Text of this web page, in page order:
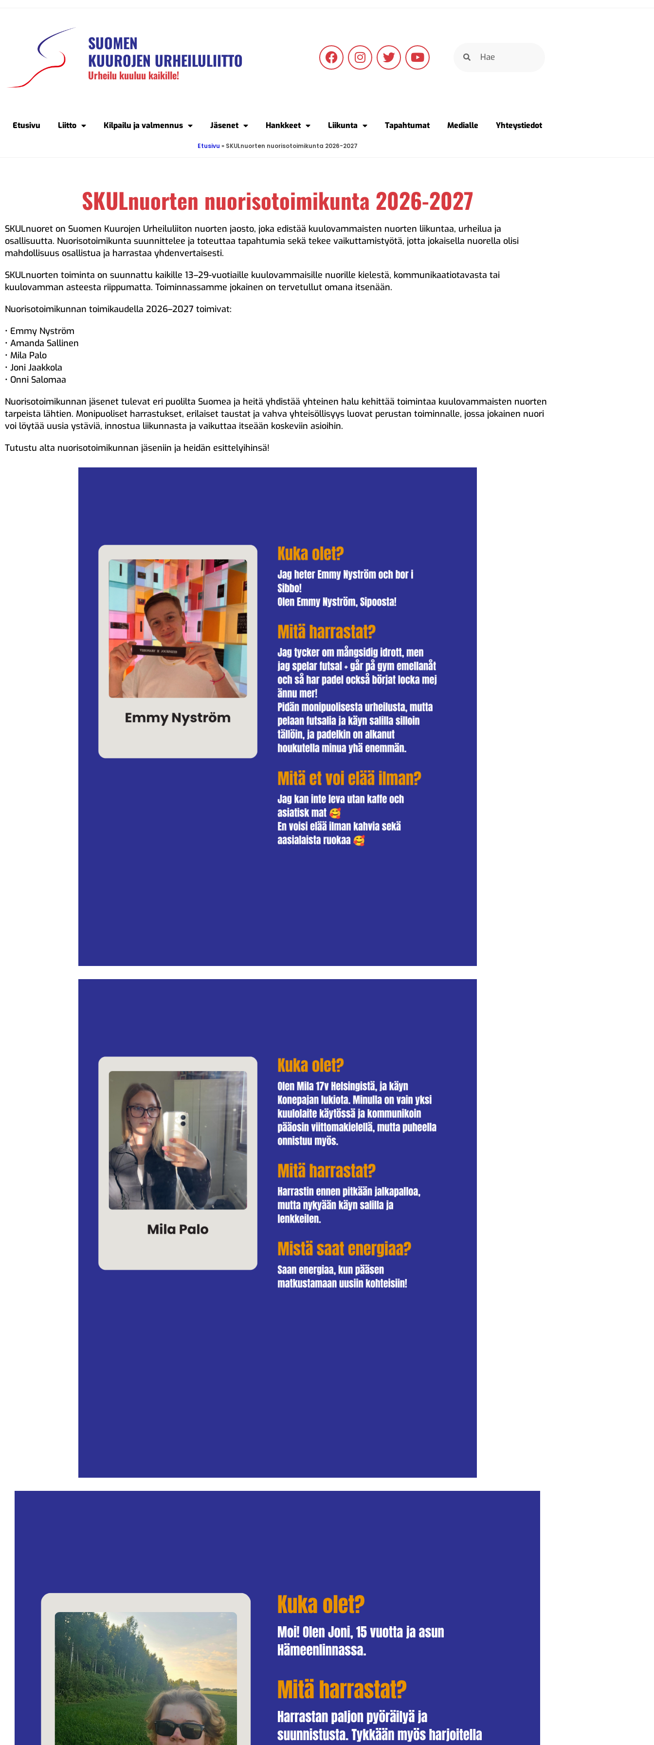
SUOMEN
KUUROJEN URHEILULIITTO
Urheilu kuuluu kaikille!
Etusivu Liitto Kilpailu ja valmennus Jäsenet Hankkeet Liikunta Tapahtumat Medialle Yhteystiedot
Etusivu » SKULnuorten nuorisotoimikunta 2026-2027
SKULnuorten nuorisotoimikunta 2026-2027
SKULnuoret on Suomen Kuurojen Urheiluliiton nuorten jaosto, joka edistää kuulovammaisten nuorten liikuntaa, urheilua ja
osallisuutta. Nuorisotoimikunta suunnittelee ja toteuttaa tapahtumia sekä tekee vaikuttamistyötä, jotta jokaisella nuorella olisi
mahdollisuus osallistua ja harrastaa yhdenvertaisesti.
SKULnuorten toiminta on suunnattu kaikille 13–29-vuotiaille kuulovammaisille nuorille kielestä, kommunikaatiotavasta tai
kuulovamman asteesta riippumatta. Toiminnassamme jokainen on tervetullut omana itsenään.
Nuorisotoimikunnan toimikaudella 2026–2027 toimivat:
•⁠ ⁠Emmy Nyström
•⁠ ⁠Amanda Sallinen
•⁠ ⁠Mila Palo
•⁠ ⁠Joni Jaakkola
•⁠ ⁠Onni Salomaa
Nuorisotoimikunnan jäsenet tulevat eri puolilta Suomea ja heitä yhdistää yhteinen halu kehittää toimintaa kuulovammaisten nuorten
tarpeista lähtien. Monipuoliset harrastukset, erilaiset taustat ja vahva yhteisöllisyys luovat perustan toiminnalle, jossa jokainen nuori
voi löytää uusia ystäviä, innostua liikunnasta ja vaikuttaa itseään koskeviin asioihin.
Tutustu alta nuorisotoimikunnan jäseniin ja heidän esittelyihinsä!